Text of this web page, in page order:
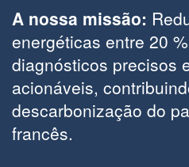
A nossa missão:
energéticas entre 20
diagnósticos precisos
acionáveis,
descarbonização do
francês.